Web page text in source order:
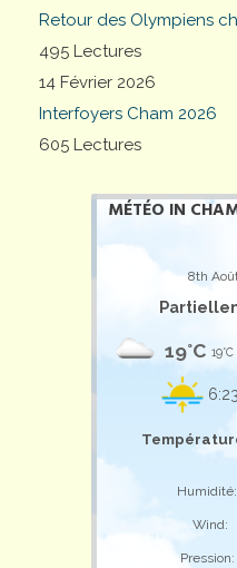
Retour des Olympiens
495 Lectures
14 Février 2026
Interfoyers Cham 2026
605 Lectures
MÉTÉO IN
8th
19°C
6:23
Humidité:
Wind:
Pression: